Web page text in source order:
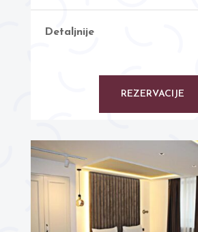
Detaljnije
REZERVACIJE